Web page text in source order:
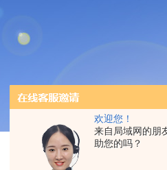
欢迎您！
来自局域网的朋
助您的吗？